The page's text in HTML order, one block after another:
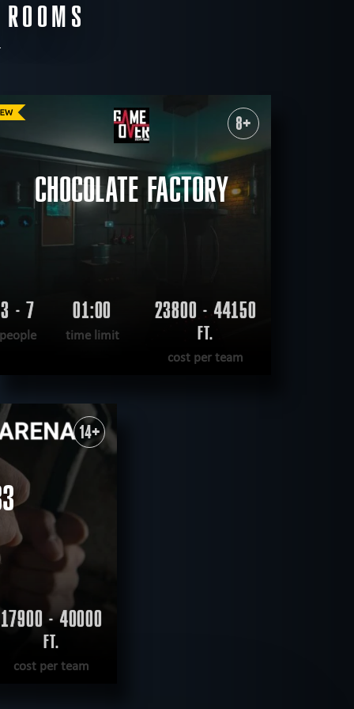
8+
CHOCOLATE FACTORY
3 - 7
people
01:00
time limit
23800 - 44150
FT.
cost per team
WANT TO ESCAPE
14+
17900 - 40000
FT.
cost per team